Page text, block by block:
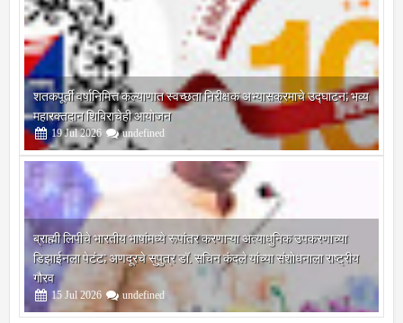
शतकपूर्ती वर्षानिमित्त कल्याणात स्वच्छता निरीक्षक अभ्यासक्रमाचे उद्घाटन; भव्य
महारक्तदान शिबिराचेही आयोजन
19 Jul 2026 undefined
ब्राह्मी लिपीचे भारतीय भाषांमध्ये रूपांतर करणाऱ्या अत्याधुनिक उपकरणाच्या
डिझाईनला पेटंट; अणदूरचे सुपुत्र डॉ. सचिन कंदले यांच्या संशोधनाला राष्ट्रीय
गौरव
Jul 2026